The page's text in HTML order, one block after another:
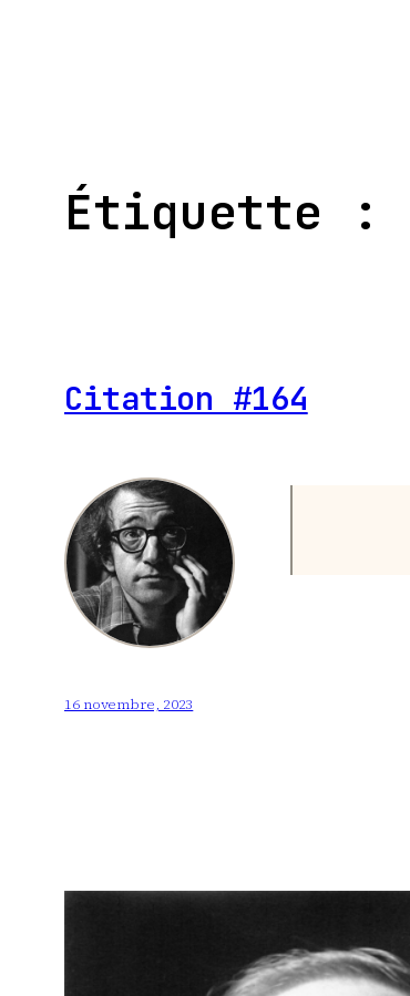
Étiquette :
Citation #164
16 novembre, 2023